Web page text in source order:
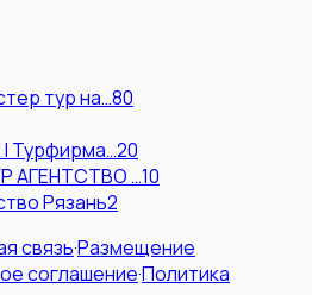
тур на…80
Турфирма…20
АГЕНТСТВО …10
Рязань2
связь·Размещение
соглашение·Политика